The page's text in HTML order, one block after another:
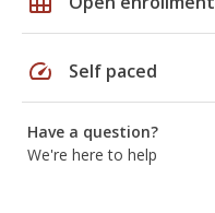
speed Self paced
Have a question?
We're here to help